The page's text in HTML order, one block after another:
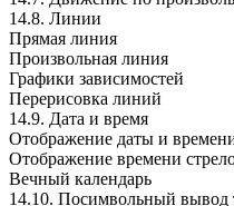
14.8. Линии
Прямая линия
Произвольная линия
Графики зависимостей
Перерисовка линий
14.9. Дата и время
Отображение даты и
Отображение времени
Вечный календарь
14.10. Посимвольный вывод